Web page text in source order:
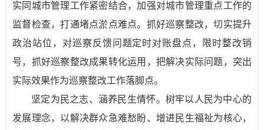
实同城市管理工作紧密结合，加强对城市管理重点工作的
监督检查，打通堵点淤点难点。抓好巡察整改，切实提升
政治站位，对巡察反馈问题定时对账盘点，限时整改销
号，抓好巡察整改成果转化运用，把解决实际问题，突出
实际效果作为巡察整改工作落脚点。
坚定为民之志、涵养民生情怀。树牢以人民为中心的
发展理念，以解决群众急难愁盼、增进民生福祉为核心，